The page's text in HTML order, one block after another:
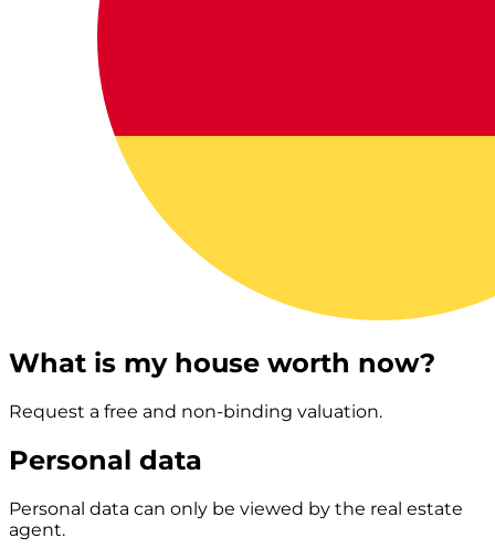
What is my house worth now?
Request a free and non-binding valuation.
Personal data
Personal data can only be viewed by the real estate
agent.